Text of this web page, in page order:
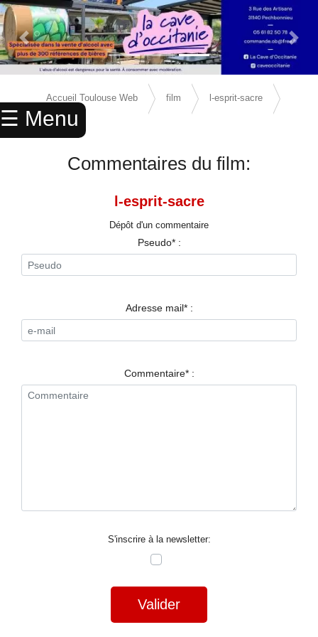
☰ Menu
× ACCUEIL
ANNUAIRE
SPORTS
RESTAURANTS
NUIT
Previous Slide Next
Accueil Toulouse Web film l-esprit-sacre
avis
Commentaires du film:
l-esprit-sacre
Dépôt d'un commentaire
Pseudo* :
Adresse mail* :
Commentaire* :
S'inscrire à la newsletter:
Valider